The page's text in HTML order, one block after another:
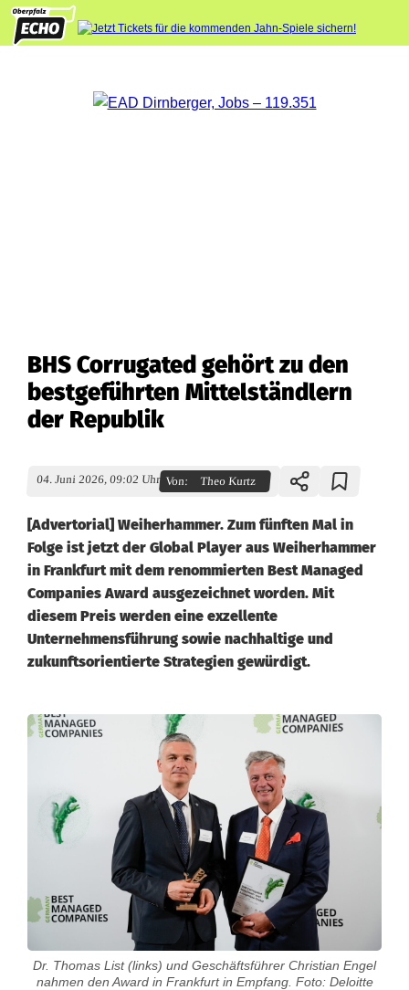
BHS Corrugated gehört zu den
bestgeführten Mittelständlern
der Republik
04. Juni 2026, 09:02 Uhr Von: Theo Kurtz
[Advertorial] Weiherhammer. Zum fünften Mal in
Folge ist jetzt der Global Player aus Weiherhammer
in Frankfurt mit dem renommierten Best Managed
Companies Award ausgezeichnet worden. Mit
diesem Preis werden eine exzellente
Unternehmensführung sowie nachhaltige und
zukunftsorientierte Strategien gewürdigt.
B
r
u
Dr. Thomas List (links) und Geschäftsführer Christian Engel
nahmen den Award in Frankfurt in Empfang. Foto: Deloitte